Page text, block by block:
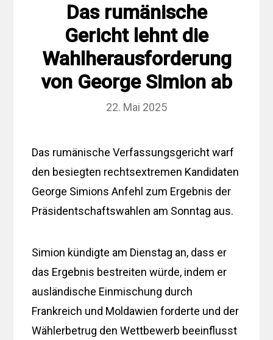
Das rumänische
Gericht lehnt die
Wahlherausforderung
von George Simion ab
22. Mai 2025
Das rumänische Verfassungsgericht warf
den besiegten rechtsextremen Kandidaten
George Simions Anfehl zum Ergebnis der
Präsidentschaftswahlen am Sonntag aus.
Simion kündigte am Dienstag an, dass er
das Ergebnis bestreiten würde, indem er
ausländische Einmischung durch
Frankreich und Moldawien forderte und der
Wählerbetrug den Wettbewerb beeinflusst